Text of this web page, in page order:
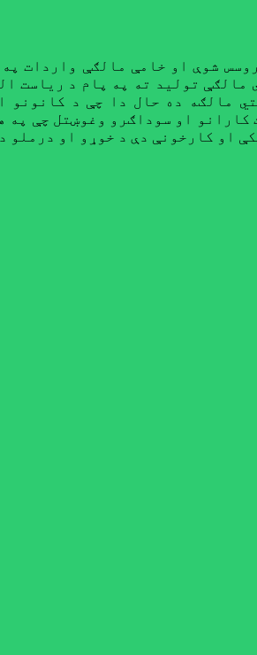
شوې او خامې مالګې واردات
تولید ته په پام د ریاست
مالګه هېوادته واردېږي چې ۱۶۰ یې خوراکي او ۱۴۰ یې
ایوبي له صنعت کارانو او
او کارخونې دې د خوړو او